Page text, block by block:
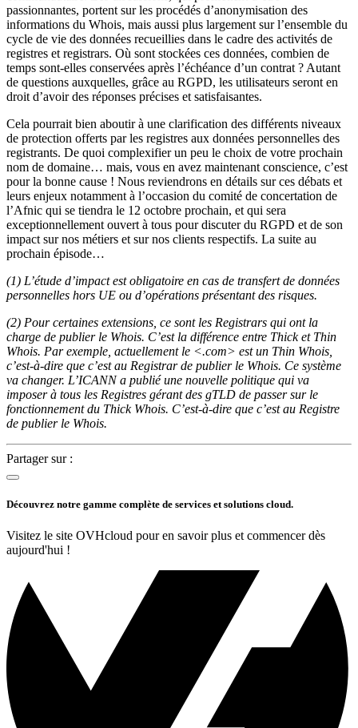
passionnantes, portent sur les procédés d’anonymisation des
informations du Whois, mais aussi plus largement sur l’ensemble du
cycle de vie des données recueillies dans le cadre des activités de
registres et registrars. Où sont stockées ces données, combien de
temps sont-elles conservées après l’échéance d’un contrat ? Autant
de questions auxquelles, grâce au RGPD, les utilisateurs seront en
droit d’avoir des réponses précises et satisfaisantes.
Cela pourrait bien aboutir à une clarification des différents niveaux
de protection offerts par les registres aux données personnelles des
registrants. De quoi complexifier un peu le choix de votre prochain
nom de domaine… mais, vous en avez maintenant conscience, c’est
pour la bonne cause ! Nous reviendrons en détails sur ces débats et
leurs enjeux notamment à l’occasion du comité de concertation de
l’Afnic qui se tiendra le 12 octobre prochain, et qui sera
exceptionnellement ouvert à tous pour discuter du RGPD et de son
impact sur nos métiers et sur nos clients respectifs. La suite au
prochain épisode…
(1) L’étude d’impact est obligatoire en cas de transfert de données
personnelles hors UE ou d’opérations présentant des risques.
(2) Pour certaines extensions, ce sont les Registrars qui ont la
charge de publier le Whois. C’est la différence entre Thick et Thin
Whois. Par exemple, actuellement le <.com> est un Thin Whois,
c’est-à-dire que c’est au Registrar de publier le Whois. Ce système
va changer. L’ICANN a publié une nouvelle politique qui va
imposer à tous les Registres gérant des gTLD de passer sur le
fonctionnement du Thick Whois. C’est-à-dire que c’est au Registre
de publier le Whois.
Partager sur :
Découvrez notre gamme complète de services et solutions cloud.
Visitez le site OVHcloud pour en savoir plus et commencer dès
aujourd'hui !